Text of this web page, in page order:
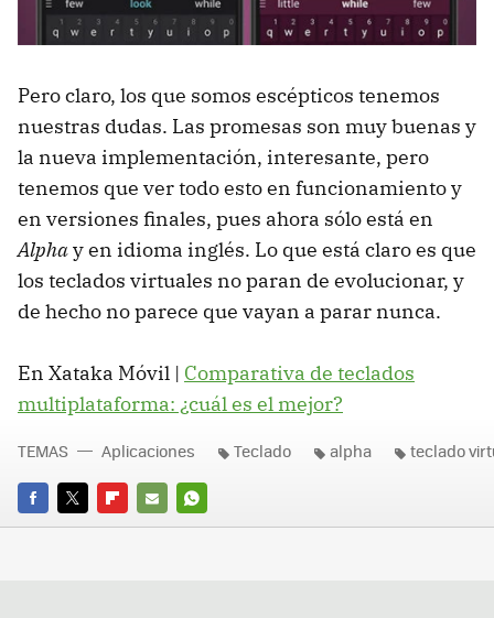
Pero claro, los que somos escépticos tenemos
nuestras dudas. Las promesas son muy buenas y
la nueva implementación, interesante, pero
tenemos que ver todo esto en funcionamiento y
en versiones finales, pues ahora sólo está en
Alphay en idioma inglés. Lo que está claro es que
los teclados virtuales no paran de evolucionar, y
de hecho no parece que vayan a parar nunca.
En Xataka Móvil | Comparativa de teclados
multiplataforma: ¿cuál es el mejor?
FACEBOOK
TWITTERFLIPBOARD
E-
WHATSAPP
TEMAS Aplicaciones Teclado alpha teclado